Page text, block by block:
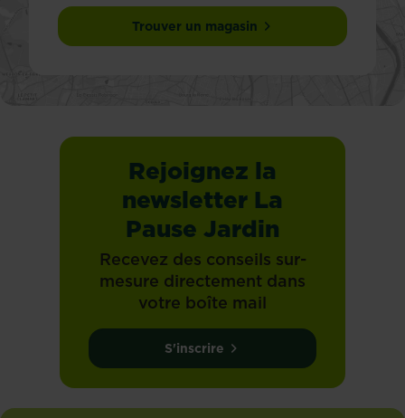
Trouver un magasin
Rejoignez la
newsletter La
Pause Jardin
Recevez des conseils sur-
mesure directement dans
votre boîte mail
S'inscrire